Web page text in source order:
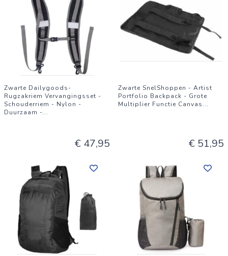
Zwarte Dailygoods-
Rugzakriem Vervangingsset -
Schouderriem - Nylon -
Duurzaam -...
€ 47,95
Zwarte SnelShoppen - Artist
Portfolio Backpack - Grote
Multiplier Functie Canvas...
€ 51,95